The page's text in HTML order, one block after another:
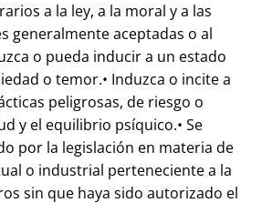
a la ley, a la moral y a las
generalmente aceptadas o al
o pueda inducir a un estado
o temor.• Induzca o incite a
peligrosas, de riesgo o
y el equilibrio psíquico.• Se
por la legislación en materia de
o industrial perteneciente a la
sin que haya sido autorizado el